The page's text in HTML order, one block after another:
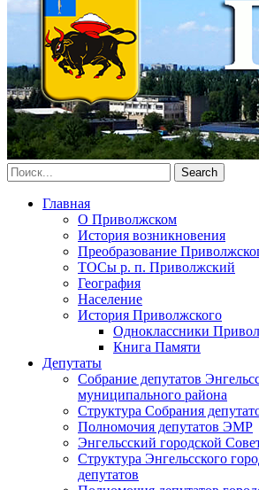
Главная
О Приволжском
История возникновения
Преобразование
ТОСы р. п. Приволжский
География
Население
История Приволжского
Одноклассники
Книга Памяти
Депутаты
Собрание депутатов
муниципального района
Структура Собрания
Полномочия депутатов ЭМР
Энгельсский городской
Структура Энгельсского
депутатов